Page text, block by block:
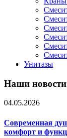
Унитазы
Наши новости
04.05.2026
Современная
комфорт и